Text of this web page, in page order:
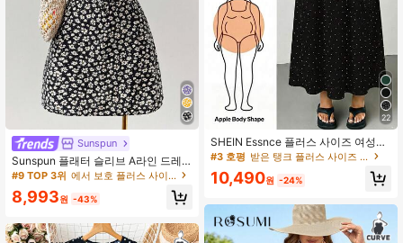
Sunspun
Sunspun 플래터 슬리브 A라인 드레
스가 달린 패션 미니 디지털 플로랄 무
늬, 비치, 휴가 및 일상 착용에 적합한
캐주얼
#9 TOP 3위 에서 보호 플러스 사이즈 드레스
8,993원 -43%
22
SHEIN Essnce 플러스 사이즈 여성용
폴카 도트 여름 캐주얼 휴가 롱 탱크
편안한 다용도 데일리 올매치 스타일
#3 호평 받은 탱크 플러스 사이즈 드레스
10,490원 -24%